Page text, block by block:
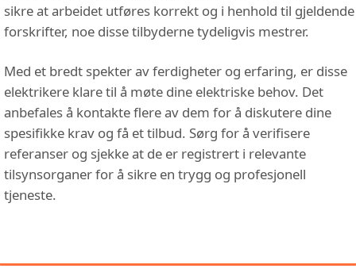
sikre at arbeidet utføres korrekt og i henhold til gjeldende
forskrifter, noe disse tilbyderne tydeligvis mestrer.
Med et bredt spekter av ferdigheter og erfaring, er disse
elektrikere klare til å møte dine elektriske behov. Det
anbefales å kontakte flere av dem for å diskutere dine
spesifikke krav og få et tilbud. Sørg for å verifisere
referanser og sjekke at de er registrert i relevante
tilsynsorganer for å sikre en trygg og profesjonell
tjeneste.